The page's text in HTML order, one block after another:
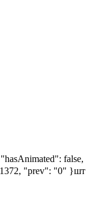
false,
"prev": "0" }шт